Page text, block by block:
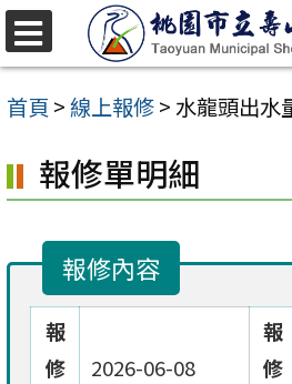
跳
至
主
內
容
首頁 >線上報修> 水龍頭出水
報修單明細
報修內容
報
修
2026-06-08
報
修
選
單